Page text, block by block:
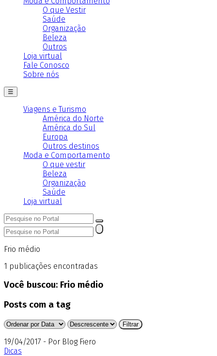
O que Vestir
Saúde
Organização
Beleza
Outros
Loja virtual
Fale Conosco
Sobre nós
☰
Viagens e Turismo
América do Norte
América do Sul
Europa
Outros destinos
Moda e Comportamento
O que vestir
Beleza
Organização
Saúde
Loja virtual
Frio médio
1 publicações encontradas
Você buscou: Frio médio
Posts com a tag
19/04/2017 - Por Blog Fiero
Dicas